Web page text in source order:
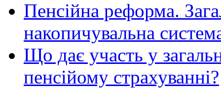
Пенсійна реформа.
накопичувальна
Що дає участь у
пенсійому страхуванні?